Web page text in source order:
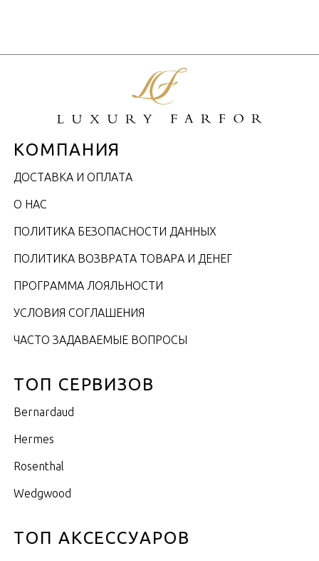
КОМПАНИЯ
ДОСТАВКА И ОПЛАТА
О НАС
ПОЛИТИКА БЕЗОПАСНОСТИ ДАННЫХ
ПОЛИТИКА ВОЗВРАТА ТОВАРА И ДЕНЕГ
ПРОГРАММА ЛОЯЛЬНОСТИ
УСЛОВИЯ СОГЛАШЕНИЯ
ЧАСТО ЗАДАВАЕМЫЕ ВОПРОСЫ
ТОП СЕРВИЗОВ
Bernardaud
Hermes
Rosenthal
Wedgwood
ТОП АКСЕССУАРОВ